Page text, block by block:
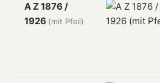
A Z 1876 /
1926 (mit Pfeil)